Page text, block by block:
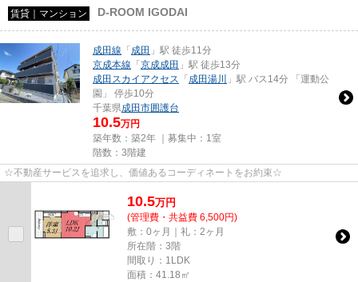
賃貸｜マンション D-ROOM IGODAI
成田線 「成田 」駅 徒歩11分
京成本線 「京成成田 」駅 徒歩13分
成田スカイアクセス
「成田湯川
」駅 バス14分 「運動公
園」 停歩10分
千葉県成田市囲護台
10.5万円
築年数：築2年 ｜募集中： 1室
階数：3階建
☆不動産サービスを追求し、価値あるコーディネートをお約束☆
10.5万円
(管理費・共益費 6,500円)
敷：0ヶ月｜礼：2ヶ月
所在階：3階
間取り：1LDK
面積：41.18㎡